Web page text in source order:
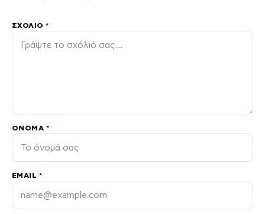
ΣΧΌΛΙΟ*
ΌΝΟΜΑ *
EMAIL *